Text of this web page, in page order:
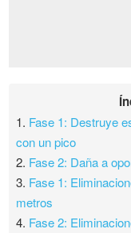
1. Fase 1: Destruye
con un pico
2. Fase 2: Daña a
3. Fase 1:
metros
4. Fase 2: